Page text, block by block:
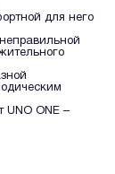
для него
UNO ONE –